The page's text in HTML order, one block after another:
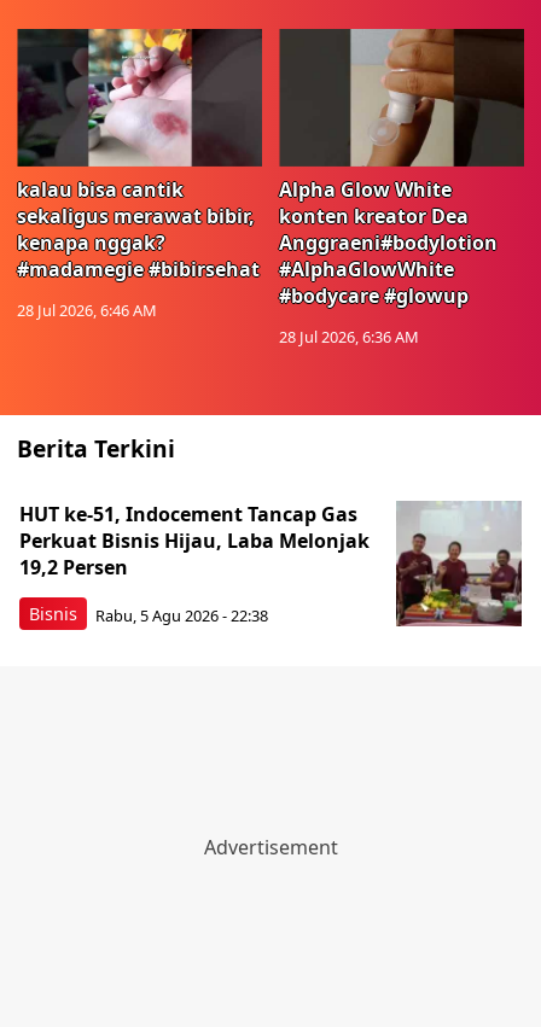
kalau bisa cantik
sekaligus merawat bibir,
kenapa nggak?
#madamegie #bibirsehat
28 Jul 2026, 6:46 AM
Alpha Glow White
konten kreator Dea
Anggraeni#bodylotion
#AlphaGlowWhite
#bodycare #glowup
28 Jul 2026, 6:36 AM
Berita Terkini
Bisnis
HUT ke-51, Indocement Tancap Gas
Perkuat Bisnis Hijau, Laba Melonjak
19,2 Persen
Rabu, 5 Agu 2026 - 22:38